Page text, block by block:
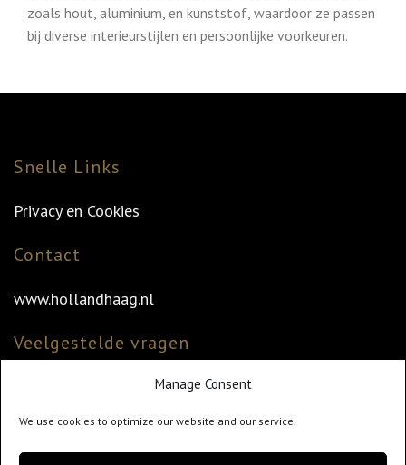
Manage Consent
We use cookies to optimize our website and our service.
zoals hout, aluminium, en kunststof, waardoor ze passen
bij diverse interieurstijlen en persoonlijke voorkeuren.
Snelle Links
Privacy en Cookies
Contact
www.hollandhaag.nl
Veelgestelde vragen
Veelgestelde vragen
Klantenservice